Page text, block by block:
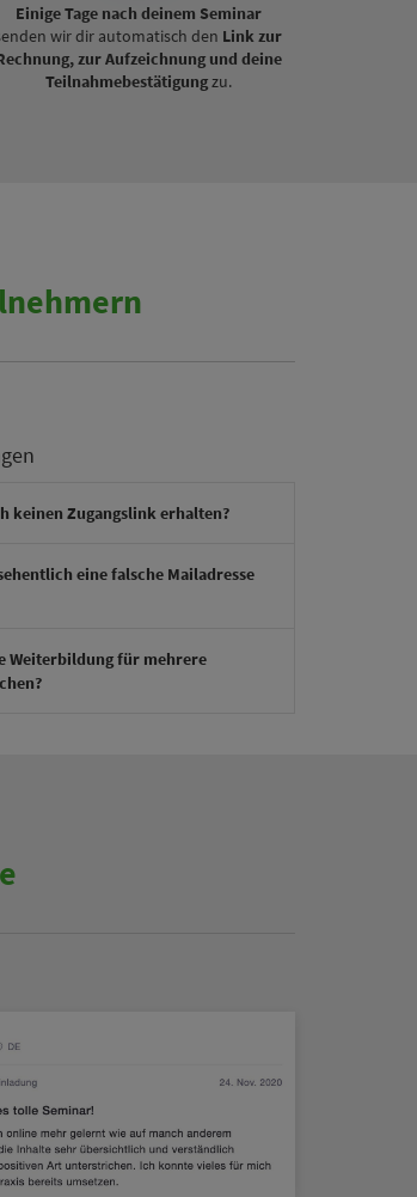
Einige Tage nach deinem Seminar
wir dir automatisch den Link zur
zur Aufzeichnung und deine
Teilnahmebestätigungzu.
keinen Zugangslink erhalten?
eine falsche Mailadresse
Weiterbildung für mehrere